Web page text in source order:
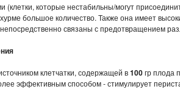
которые нестабильны/могут
большое количество. Также она имеет
связаны с предотвращением
клетчатки, содержащей в100гр плода
эффективным способом - стимулирует